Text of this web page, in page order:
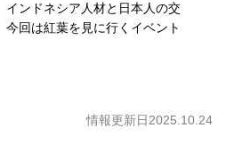
インドネシア人材と日本人の交
回は紅葉を見に行くイベント
情報更新日2025.10.24